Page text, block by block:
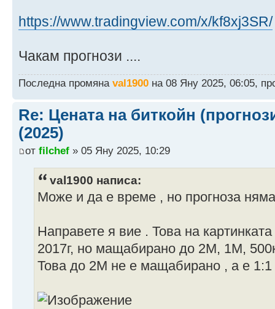
https://www.tradingview.com/x/kf8xj3SR/
Чакам прогнози ....
Последна промяна val1900 на 08 Яну 2025, 06:05,
Re: Цената на биткойн
(2025)
от filchef » 05 Яну 2025, 10:29
val1900 написа:
Може и да е време , но прогноза
Направете я вие . Това на
2017г, но мащабирано до 2М, 1М,
Това до 2М не е мащабирано , а е 1:1